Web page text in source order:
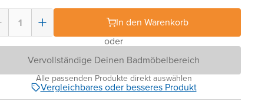
In den Warenkorb
oder
Vervollständige Deinen Badmöbelbereich
Alle passenden Produkte direkt auswählen
Vergleichbares oder besseres Produkt